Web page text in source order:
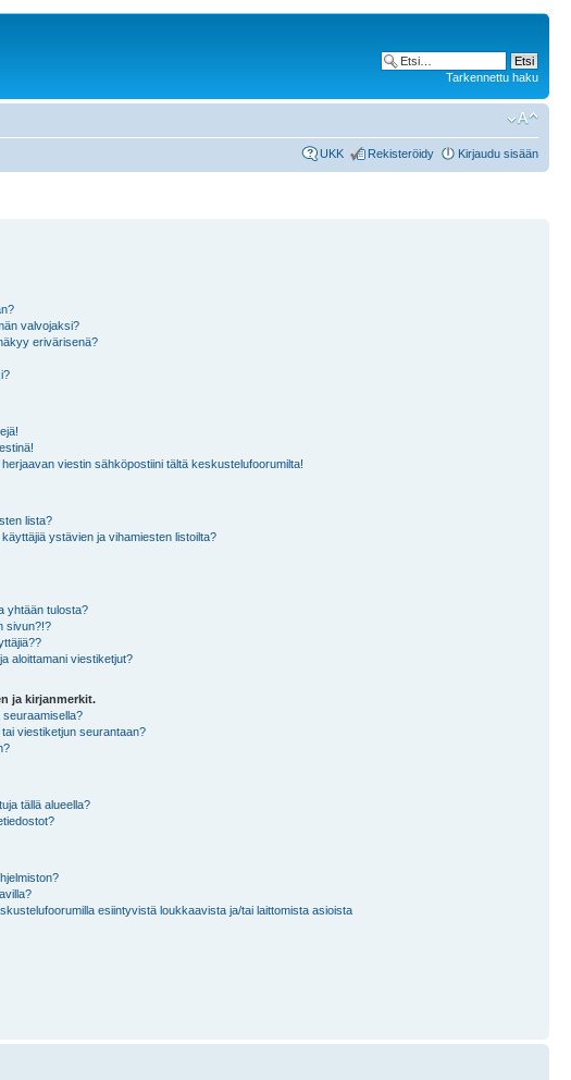
Tarkennettu haku
UKK Rekisteröidy Kirjaudu sisään
valvojaksi?
erivärisenä?
viestin sähköpostiini tältä keskustelufoorumilta!
lista?
ystävien ja vihamiesten listoilta?
yhtään tulosta?
sivun?!?
aloittamani viestiketjut?
ja kirjanmerkit.
seuraamisella?
viestiketjun seurantaan?
tällä alueella?
esiintyvistä loukkaavista ja/tai laittomista asioista